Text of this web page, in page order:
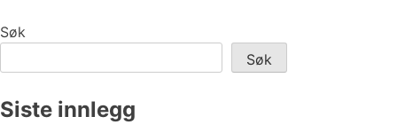
Søk
Søk
Siste innlegg